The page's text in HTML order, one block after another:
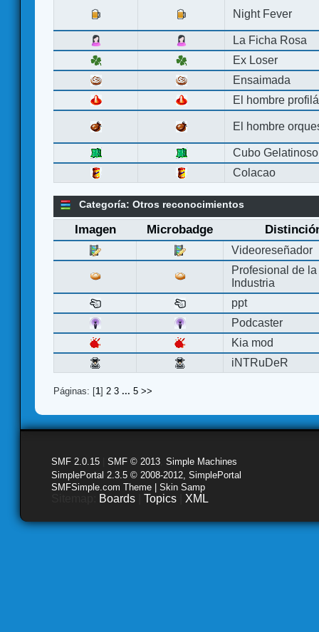
Night Fever
La Ficha Rosa
Ex Loser
Ensaimada
El hombre
El hombre
Cubo Gelatinoso
Colacao
Categoría: Otros reconocimientos
Imagen Microbadge
Videoreseñador
Profesional de la
Industria
ppt
Podcaster
Kia mod
iNTRuDeR
Páginas: [1] 2 3 ... 5 >>
SMF 2.0.15 SMF © 2013 Simple Machines
SimplePortal 2.3.5 © 2008-2012, SimplePortal
SMFSimple.com Theme | Skin Samp
Boards Topics XML